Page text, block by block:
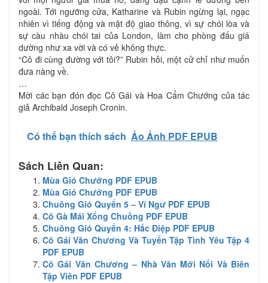
ngoài. Tới ngưỡng cửa, Katharine và Rubin ngừng lại, ngạc
nhiên vì tiếng động và mật độ giao thông, vì sự chói lòa và
sự càu nhàu chói tai của London, làm cho phòng đấu giá
dường như xa vời và có vẻ không thực.
“Cô đi cùng đường với tôi?” Rubin hỏi, một cử chỉ như muốn
đưa nàng về.
…
Mời các bạn đón đọc Cô Gái và Hoa Cẩm Chướng của tác
giả Archibald Joseph Cronin.
Có thể bạn thích sách Ảo Ảnh PDF EPUB
Sách Liên Quan:
Mùa Gió Chướng PDF EPUB
Mùa Gió Chướng PDF EPUB
Chuông Gió Quyển 5 – Vĩ Ngư PDF EPUB
Cô Gà Mái Xổng Chuồng PDF EPUB
Chuông Gió Quyển 4: Hắc Điệp PDF EPUB
Cô Gái Văn Chương Và Tuyển Tập Tình Yêu Tập 4
PDF EPUB
Cô Gái Văn Chương – Nhà Văn Mới Nổi Và Biên
Tập Viên PDF EPUB